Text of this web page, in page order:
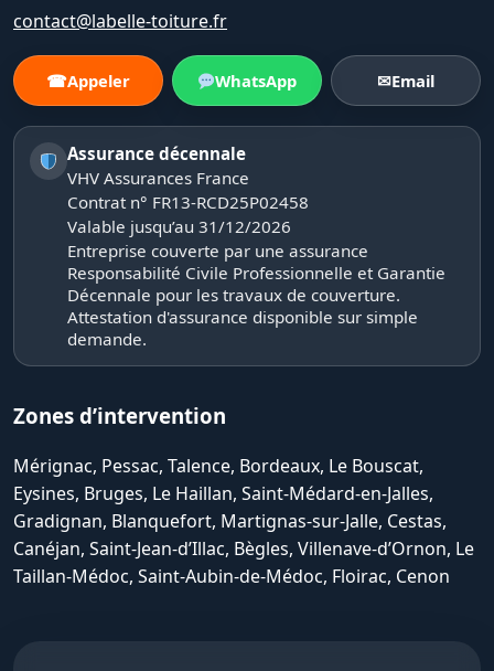
contact@labelle-toiture.fr
☎Appeler WhatsApp ✉Email
Assurance décennale
VHV Assurances France
Contrat n° FR13-RCD25P02458
Valable jusqu’au 31/12/2026
Entreprise couverte par une assurance
Responsabilité Civile Professionnelle et Garantie
Décennale pour les travaux de couverture.
Attestation d'assurance disponible sur simple
demande.
Zones d’intervention
Mérignac, Pessac, Talence, Bordeaux, Le Bouscat,
Eysines, Bruges, Le Haillan, Saint-Médard-en-Jalles,
Gradignan, Blanquefort, Martignas-sur-Jalle, Cestas,
Canéjan, Saint-Jean-d’Illac, Bègles, Villenave-d’Ornon, Le
Taillan-Médoc, Saint-Aubin-de-Médoc, Floirac, Cenon